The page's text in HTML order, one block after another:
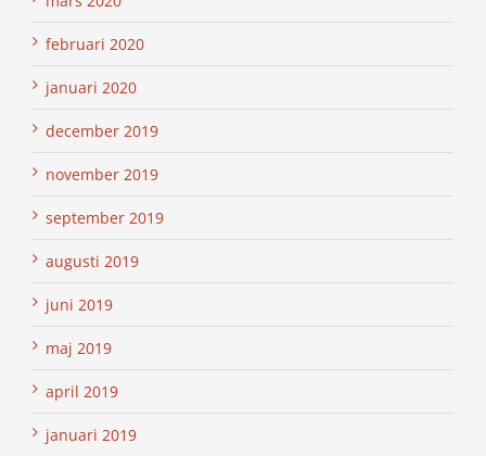
februari 2020
januari 2020
december 2019
november 2019
september 2019
augusti 2019
juni 2019
maj 2019
april 2019
januari 2019